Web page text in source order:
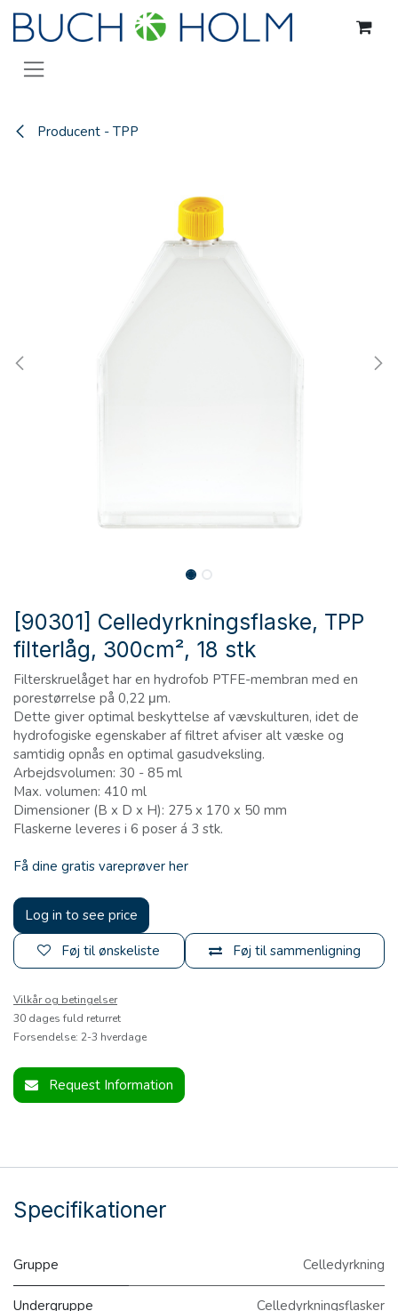
Gå til indhold
Producent - TPP
[90301] Celledyrkningsflaske, TPP
filterlåg, 300cm², 18 stk
Filterskruelåget har en hydrofob PTFE-membran med en
porestørrelse på 0,22 μm.
Dette giver optimal beskyttelse af vævskulturen, idet de
hydrofogiske egenskaber af filtret afviser alt væske og
samtidig opnås en optimal gasudveksling.
Arbejdsvolumen: 30 - 85 ml
Max. volumen: 410 ml
Dimensioner (B x D x H): 275 x 170 x 50 mm
Flaskerne leveres i 6 poser á 3 stk.
Få dine gratis vareprøver her
Log in to see price
Føj til sammenligning
Føj til ønskeliste
Vilkår og betingelser
30 dages fuld returret
Forsendelse: 2-3 hverdage
Request Information
Specifikationer
Gruppe Celledyrkning
Undergruppe Celledyrkningsflasker